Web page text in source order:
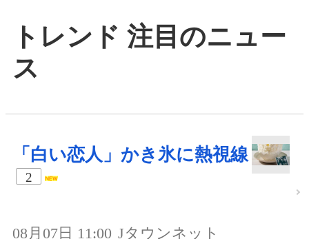
トレンド 注目のニュー
ス
「白い恋人」かき氷に熱視線
2
08月07日 11:00 Jタウンネット